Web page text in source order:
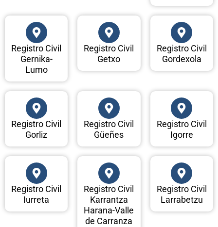
Registro Civil
Gernika-
Lumo
Registro Civil
Getxo
Registro Civil
Gordexola
Registro Civil
Gorliz
Registro Civil
Güeñes
Registro Civil
Igorre
Registro Civil
Iurreta
Registro Civil
Karrantza
Harana-Valle
de Carranza
Registro Civil
Larrabetzu